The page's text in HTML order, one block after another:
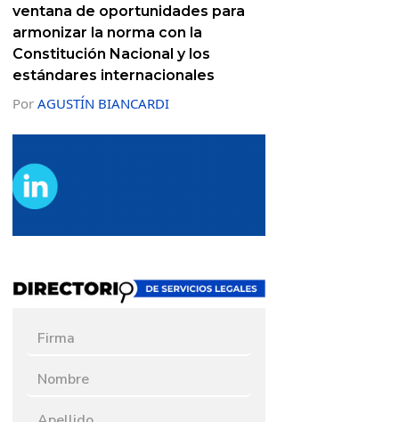
ventana de oportunidades para
armonizar la norma con la
Constitución Nacional y los
estándares internacionales
Por AGUSTÍN BIANCARDI